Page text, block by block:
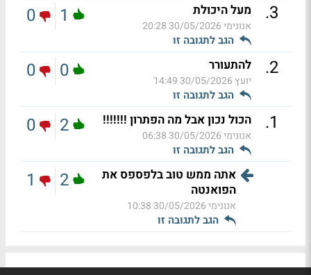
3
. מעל היכולת
אנונימי30/05/2026 20:28
הגב לתגובה זו
1
0
2
. להתעורר
יועץ 30/05/2026 14:49
הגב לתגובה זו
0
0
1
. הכול נכון אבל מה הפתרון !!!!!!!
אנונימי30/05/2026 06:38
הגב לתגובה זו
2
0
אתה ממש טוב בלפספס את
הפואנטה
אנונימי30/05/2026 10:38
הגב לתגובה זו
2
1